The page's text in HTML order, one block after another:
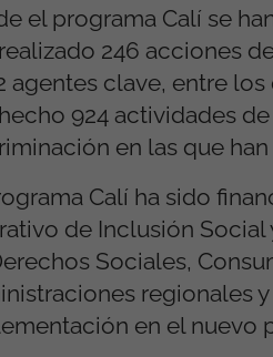
el programa Calí se
246 acciones
agentes clave, entre
924 actividades
en las que
Calí ha sido
de Inclusión Social
Sociales,
regionales
en el nuevo